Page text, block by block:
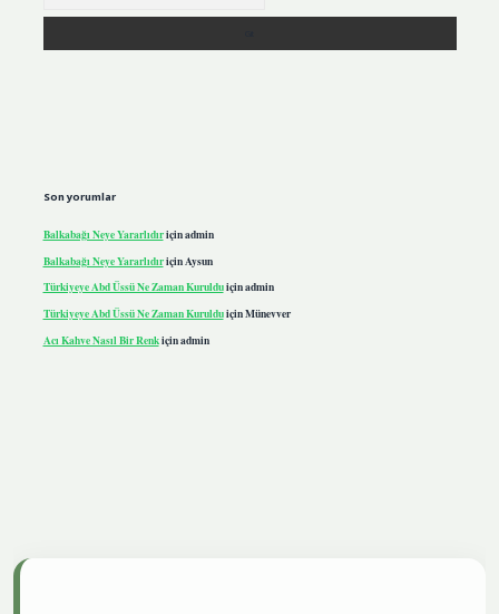
Son yorumlar
Balkabağı Neye Yararlıdıriçinadmin
Balkabağı Neye Yararlıdıriçin Aysun
Türkiyeye Abd Üssü Ne Zaman Kurulduiçinadmin
Türkiyeye Abd Üssü Ne Zaman KurulduiçinMünevver
Acı Kahve Nasıl Bir Renkiçinadmin